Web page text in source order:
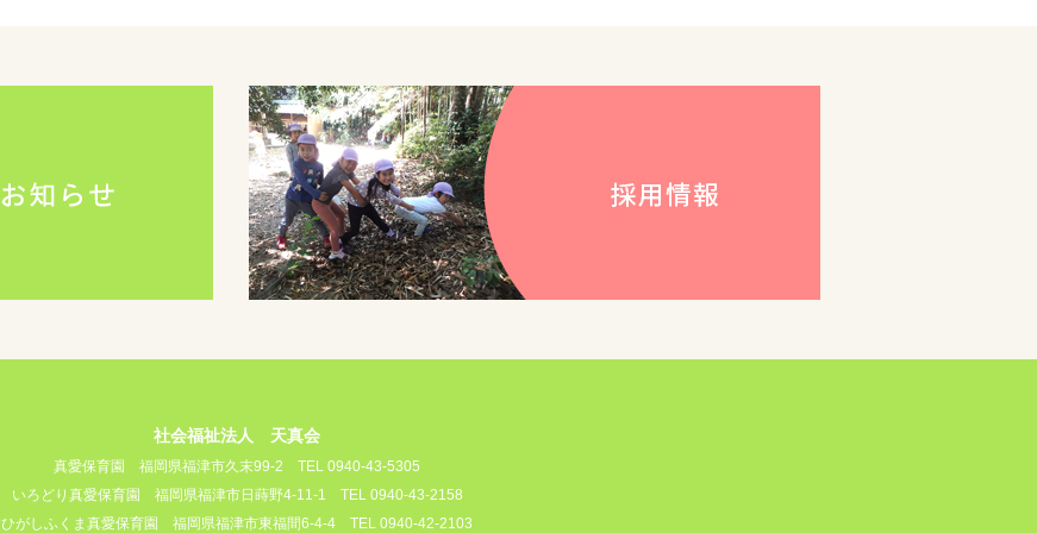
社会福祉法人 天真会
真愛保育園 福岡県福津市久末99-2
TEL 0940-43-5305
いろどり真愛保育園 福岡県福津市日蒔野4-11-1
TEL 0940-43-2158
ひがしふくま真愛保育園 福岡県福津市東福間6-4-4 TEL 0940-42-2103